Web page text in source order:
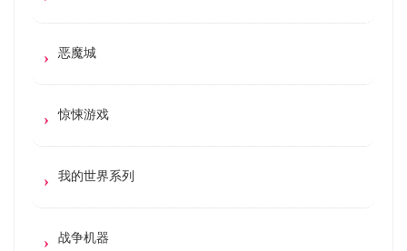
恶魔城
惊悚游戏
我的世界系列
战争机器